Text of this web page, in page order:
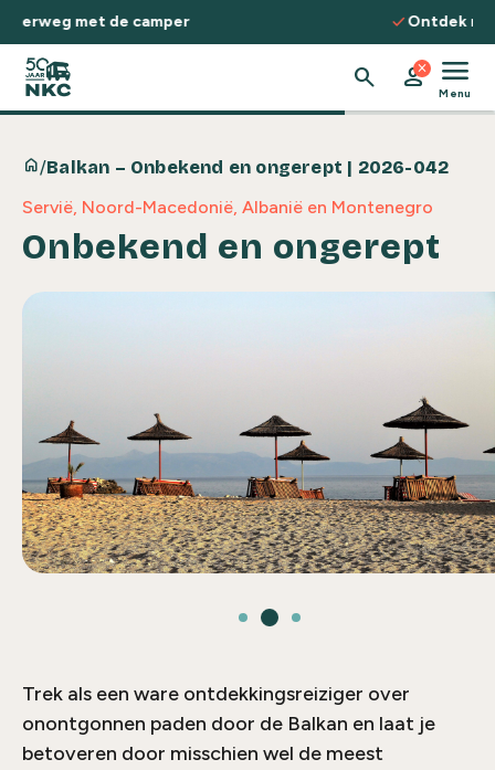
Spring naar de inhoud
checkOntdek routes, kennis & inspiratie
search person
close menu
Menu
home/Balkan – Onbekend en ongerept | 2026-042
Servië, Noord-Macedonië, Albanië en Montenegro
Onbekend en ongerept
Trek als een ware ontdekkingsreiziger over
onontgonnen paden door de Balkan en laat je
betoveren door misschien wel de meest